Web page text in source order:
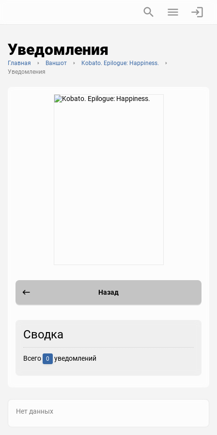
Уведомления
Главная Ваншот
Kobato. Epilogue: Happiness.
Уведомления
Назад
Сводка
Всего 0 уведомлений
Нет данных